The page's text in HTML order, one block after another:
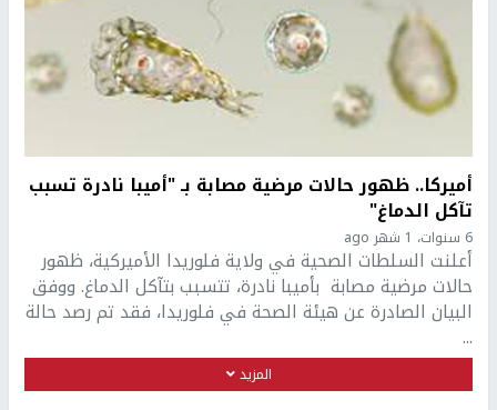
أميركا.. ظهور حالات مرضية مصابة بـ "أميبا نادرة تسبب
تآكل الدماغ"
6 سنوات، 1 شهر ago
أعلنت السلطات الصحية في ولاية فلوريدا الأميركية، ظهور
حالات مرضية مصابة بأميبا نادرة، تتسبب بتآكل الدماغ. ووفق
البيان الصادرة عن هيئة الصحة في فلوريدا، فقد تم رصد حالة
...
المزيد